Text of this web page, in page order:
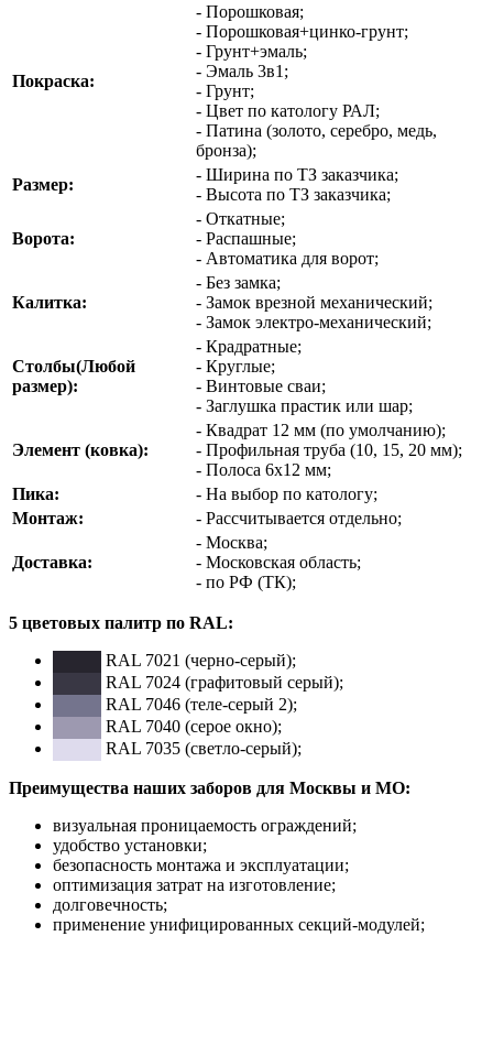
Покраска:
- Порошковая;
- Порошковая+цинко-грунт;
- Грунт+эмаль;
- Эмаль 3в1;
- Грунт;
- Цвет по катологу РАЛ;
- Патина (золото, серебро, медь,
бронза);
Размер:
- Ширина по ТЗ заказчика;
- Высота по ТЗ заказчика;
Ворота:
- Откатные;
- Распашные;
- Автоматика для ворот;
Калитка:
- Без замка;
- Замок врезной механический;
- Замок электро-механический;
Столбы(Любой
размер):
- Крадратные;
- Круглые;
- Винтовые сваи;
- Заглушка прастик или шар;
Элемент (ковка):
- Квадрат 12 мм (по умолчанию);
- Профильная труба (10, 15, 20 мм);
- Полоса 6х12 мм;
Пика:
- На выбор по катологу;
Монтаж:
- Рассчитывается отдельно;
Доставка:
- Москва;
- Московская область;
- по РФ (ТК);
5 цветовых палитр по RAL:
RAL 7021 (черно-серый);
RAL 7024 (графитовый серый);
RAL 7046 (теле-серый 2);
RAL 7040 (серое окно);
RAL 7035 (светло-серый);
Преимущества наших заборов для Москвы и МО:
визуальная проницаемость ограждений;
удобство установки;
безопасность монтажа и эксплуатации;
оптимизация затрат на изготовление;
долговечность;
применение унифицированных секций-модулей;